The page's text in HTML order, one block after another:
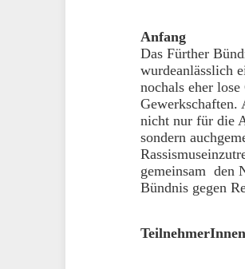
Anfang
Das Fürther
wurdeanlässlich
nochals eher
Gewerkschaften.
nicht nur für die
sondern
gemeinsam den
Bündnis gegen